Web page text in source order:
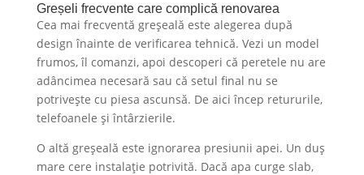
Greșeli frecvente care complică renovarea
Cea mai frecventă greșeală este alegerea după
design înainte de verificarea tehnică. Vezi un model
frumos, îl comanzi, apoi descoperi că peretele nu are
adâncimea necesară sau că setul final nu se
potrivește cu piesa ascunsă. De aici încep retururile,
telefoanele și întârzierile.
O altă greșeală este ignorarea presiunii apei. Un duș
mare cere instalație potrivită. Dacă apa curge slab,